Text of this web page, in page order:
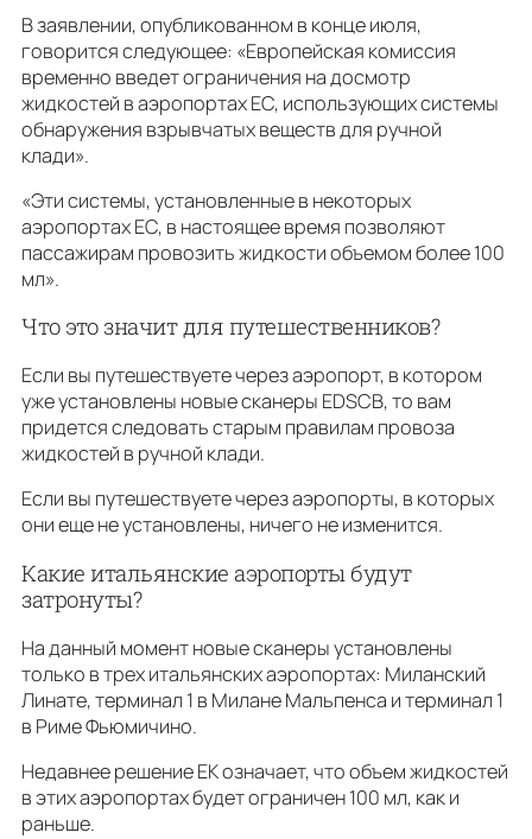
В заявлении, опубликованном в конце июля,
говорится следующее: «Европейская комиссия
временно введет ограничения на досмотр
жидкостей в аэропортах ЕС, использующих системы
обнаружения взрывчатых веществ для ручной
клади».
«Эти системы, установленные в некоторых
аэропортах ЕС, в настоящее время позволяют
пассажирам провозить жидкости объемом более 100
мл».
Что это значит для путешественников?
Если вы путешествуете через аэропорт, в котором
уже установлены новые сканеры EDSCB, то вам
придется следовать старым правилам провоза
жидкостей в ручной клади.
Если вы путешествуете через аэропорты, в которых
они еще не установлены, ничего не изменится.
Какие итальянские аэропорты будут
затронуты?
На данный момент новые сканеры установлены
только в трех итальянских аэропортах: Миланский
Линате, терминал 1 в Милане Мальпенса и терминал 1
в Риме Фьюмичино.
Недавнее решение ЕК означает, что объем жидкостей
в этих аэропортах будет ограничен 100 мл, как и
раньше.